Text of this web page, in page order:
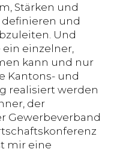
Stärken und
definieren und
Und
einzelner,
kann und nur
Kantons- und
realisiert werden
der
Gewerbeverband
mir eine